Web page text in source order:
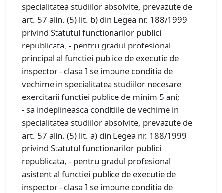
specialitatea studiilor absolvite, prevazute de
art. 57 alin. (5) lit. b) din Legea nr. 188/1999
privind Statutul functionarilor publici
republicata, - pentru gradul profesional
principal al functiei publice de executie de
inspector - clasa I se impune conditia de
vechime in specialitatea studiilor necesare
exercitarii functiei publice de minim 5 ani;
- sa indeplineasca conditiile de vechime in
specialitatea studiilor absolvite, prevazute de
art. 57 alin. (5) lit. a) din Legea nr. 188/1999
privind Statutul functionarilor publici
republicata, - pentru gradul profesional
asistent al functiei publice de executie de
inspector - clasa I se impune conditia de